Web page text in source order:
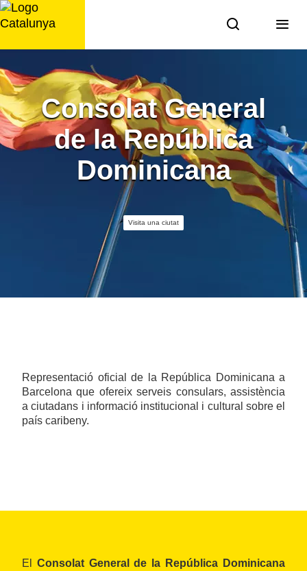
Saltar
al
Consolat General
de la República
Dominicana
Visita una ciutat
Representació oficial de la República Dominicana a
Barcelona que ofereix serveis consulars, assistència
a ciutadans i informació institucional i cultural sobre el
país caribeny.
El
Consolat General de la República Dominicana